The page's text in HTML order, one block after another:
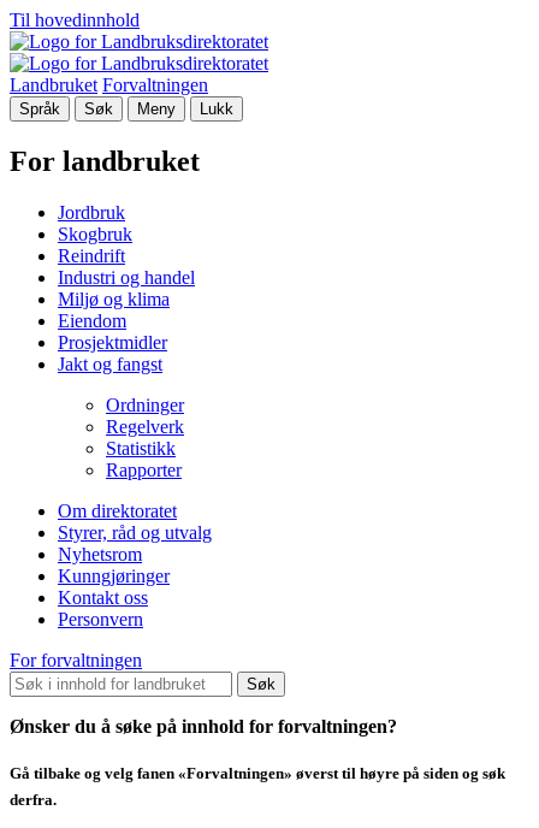
Til hovedinnhold
Landbruket Forvaltningen
Språk Søk Meny Lukk
For landbruket
Jordbruk
Skogbruk
Reindrift
Industri og handel
Miljø og klima
Eiendom
Prosjektmidler
Jakt og fangst
Ordninger
Regelverk
Statistikk
Rapporter
Om direktoratet
Styrer, råd og utvalg
Nyhetsrom
Kunngjøringer
Kontakt oss
Personvern
For forvaltningen
Søk
Ønsker du å søke på innhold for forvaltningen?
Gå tilbake og velg fanen «Forvaltningen» øverst til høyre på siden og søk
derfra.